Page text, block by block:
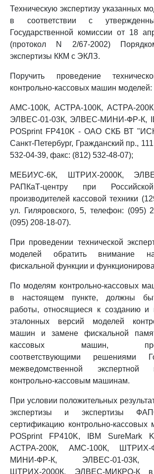
Техническую экспертизу указанных
в соответствии с
Государственной комиссии от 18
(протокол N 2/67-2002)
экспертизы ККМ с ЭКЛЗ.
Поручить проведение
контрольно-кассовых машин моделей:
АМС-100К, АСТРА-100К, АСТРА-
ЭЛВЕС-01-03К, ЭЛВЕС-МИНИ-ФР-К,
POSprint FP410K - ОАО СКБ ВТ
Санкт-Петербург, Гражданский пр.,
532-04-39, факс: (812) 532-48-07);
МЕБИУС-6К, ШТРИХ-2000К,
РАПКаТ-центру при
производителей кассовой техники
ул. Гиляровского, 5, телефон: (095)
(095) 208-18-07).
При проведении технической
моделей обратить внимание
фискальной функции и
По моделям контрольно-кассовых
в настоящем пункте, должны
работы, относящиеся к созданию и
эталонных версий моделей
машин и замене фискальной
кассовых машин,
соответствующими решениями
межведомственной
контрольно-кассовым машинам.
При условии положительных
экспертизы и экспертизы
сертификацию контрольно-
POSprint FP410K, IBM SureMark
АСТРА-200К, АМС-100К,
МИНИ-ФР-К, ЭЛВЕС-01-03К,
ШТРИХ-2000К, ЭЛВЕС-МИКРО-К в